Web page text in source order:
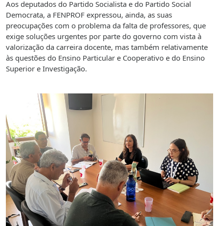
Aos deputados do Partido Socialista e do Partido Social
Democrata, a FENPROF expressou, ainda, as suas
preocupações com o problema da falta de professores, que
exige soluções urgentes por parte do governo com vista à
valorização da carreira docente, mas também relativamente
às questões do Ensino Particular e Cooperativo e do Ensino
Superior e Investigação.